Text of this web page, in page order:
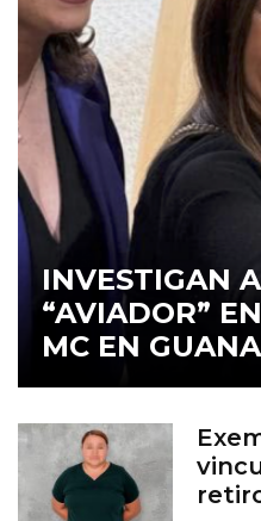
INVESTIGAN
“AVIADOR”
MC EN